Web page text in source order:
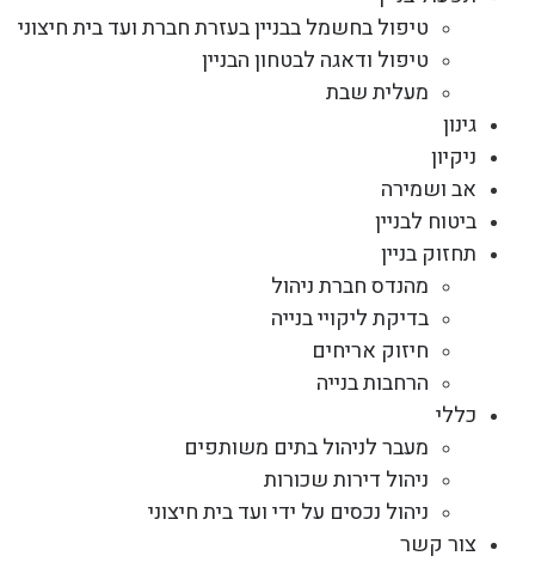
טיפול בחשמל בבניין בעזרת חברת ועד בית חיצוני
טיפול ודאגה לבטחון הבניין
מעלית שבת
גינון
ניקיון
אב ושמירה
ביטוח לבניין
תחזוק בניין
מהנדס חברת ניהול
בדיקת ליקויי בנייה
חיזוק אריחים
הרחבות בנייה
כללי
מעבר לניהול בתים משותפים
ניהול דירות שכורות
ניהול נכסים על ידי ועד בית חיצוני
צור קשר